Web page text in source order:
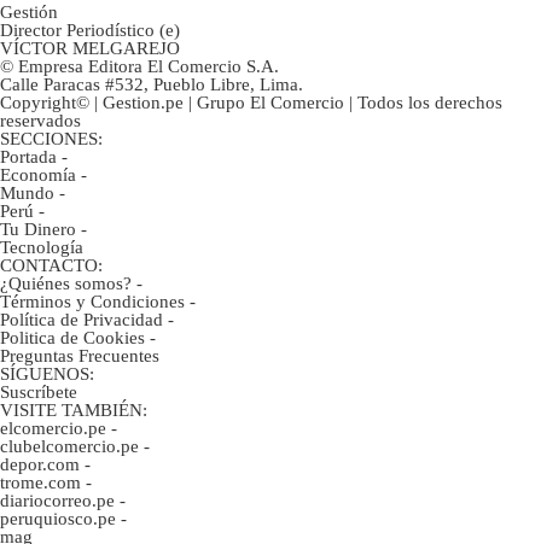
Gestión
Director Periodístico (e)
VÍCTOR MELGAREJO
© Empresa Editora El Comercio S.A.
Calle Paracas #532, Pueblo Libre, Lima.
Copyright© | Gestion.pe | Grupo El Comercio | Todos los derechos
reservados
SECCIONES:
Portada -
Economía -
Mundo -
Perú -
Tu Dinero -
Tecnología
CONTACTO:
¿Quiénes somos? -
Términos y Condiciones -
Política de Privacidad -
Politica de Cookies -
Preguntas Frecuentes
SÍGUENOS:
Suscríbete
VISITE TAMBIÉN:
elcomercio.pe -
clubelcomercio.pe -
depor.com -
trome.com -
diariocorreo.pe -
peruquiosco.pe -
mag